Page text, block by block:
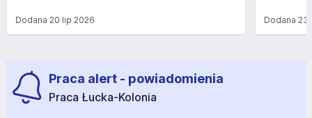
Dodana 20 lip 2026 Dodana23
Praca alert - powiadomienia
Praca Łucka-Kolonia